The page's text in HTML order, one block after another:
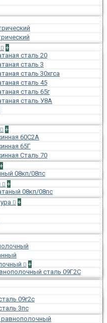
+
сталь 20
сталь 3
сталь 30хгса
сталь 45
сталь 65г
сталь У8А
+
60С2А
65Г
Сталь 70
+
08кп/08пс
+
08кп/08пс
+
+
сталь 09Г2С
09г2с
3пс